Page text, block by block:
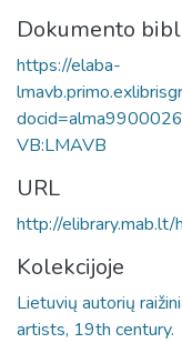
Dokumento
https://elaba-
VB:LMAVB
URL
http://
Kolekcijoje
Lietuvių autorių
artists, 19th century.